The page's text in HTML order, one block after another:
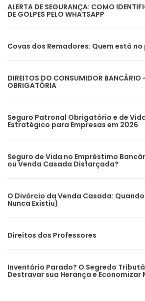
ALERTA DE SEGURANÇA: COMO
DE GOLPES PELO WHATSAPP
Covas dos Remadores: Quem está
DIREITOS DO CONSUMIDOR BANCÁRIO
OBRIGATÓRIA
Seguro Patronal Obrigatório e de
Estratégico para Empresas em 2026
Seguro de Vida no Empréstimo
ou Venda Casada Disfarçada?
O Divórcio da Venda Casada:
Nunca Existiu)
Direitos dos Professores
Inventário Parado? O Segredo
Destravar sua Herança e Economizar